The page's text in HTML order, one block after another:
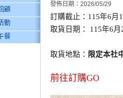
顧
動
餐
發佈日期：2026/05/29
訂購截止：115年6月
取貨日期： 115年6
取貨地點： 限定本社
前往訂購GO